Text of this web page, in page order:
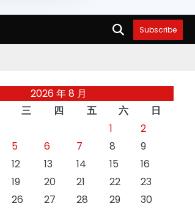
Subscribe
2026 年 8 月
三 四 五 六
日
1
2
5 6 7 8
9
12 13 14 15
16
19 20 21 22
23
26 27 28 29
30